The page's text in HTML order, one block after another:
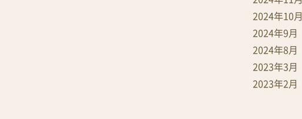
2024年10月
2024年9月
2024年8月
2023年3月
2023年2月